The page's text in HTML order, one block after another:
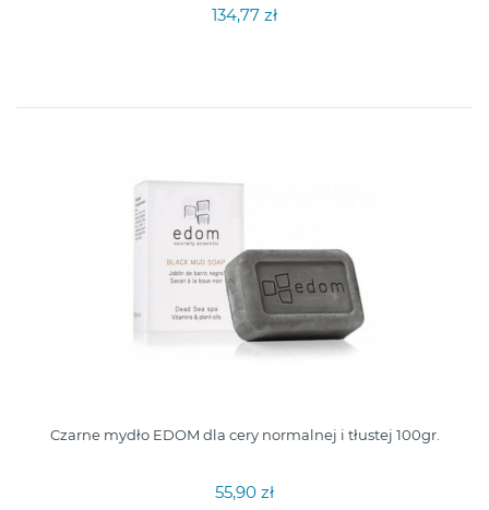
134,77 zł
Czarne mydło EDOM dla cery normalnej i tłustej 100gr.
55,90 zł